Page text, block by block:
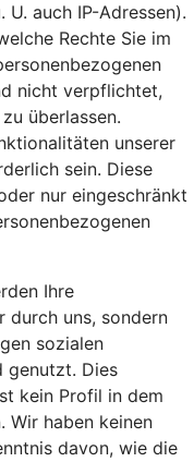
auch IP-Adressen).
Rechte Sie im
nicht verpflichtet,
überlassen.
unserer
sein. Diese
nur eingeschränkt
Ihre
durch uns, sondern
sozialen
genutzt. Dies
kein Profil in dem
Wir haben keinen
davon, wie die